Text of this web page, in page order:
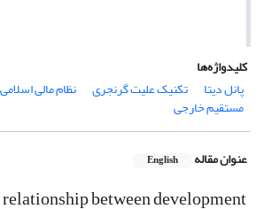
کلیدواژه‌ها
پانل دیتا
تکنیک علیت گرنجری نظام مالی اسلامی
مستقیم خارجی
عنوان مقاله English
between development